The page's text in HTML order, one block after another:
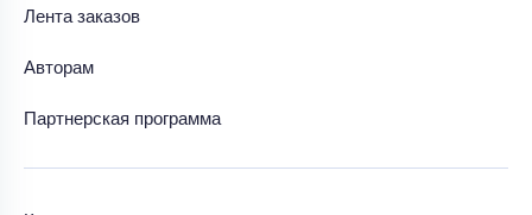
Лента заказов
Авторам
Партнерская программа